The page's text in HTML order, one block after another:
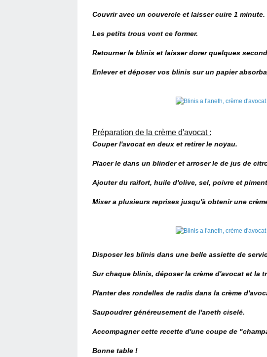
Couvrir avec un couvercle et laisser cuire 1 minute.
Les petits trous vont ce former.
Retourner le blinis et laisser dorerquelques
Enlever et déposer vos blinis sur un papier
Préparation de la crème d'avocat :
Couper l'avocat en deux et retirer le noyau.
Placer le dans un blinder et arroser le de jus de
Ajouter du raifort, huile d'olive, sel, poivre et
Mixer a plusieurs reprises jusqu'à obtenir une
Disposer les blinis dans une belle assiette de
Sur chaque blinis, déposer la crème d'avocat et la
Planter des rondelles de radis dans la crème
Saupoudrer généreusement de l'aneth ciselé.
Accompagner cette recette d'une coupe de
Bonne table !